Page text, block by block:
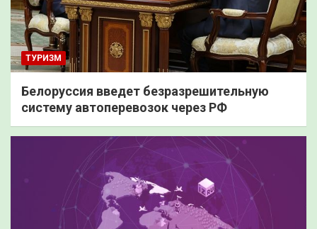
ТУРИЗМ
Белоруссия введет безразрешительную
систему автоперевозок через РФ